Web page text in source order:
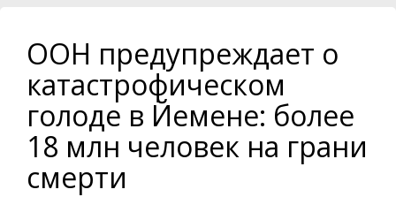
ООН предупреждает о
катастрофическом
голоде в Йемене: более
18 млн человек на грани
смерти